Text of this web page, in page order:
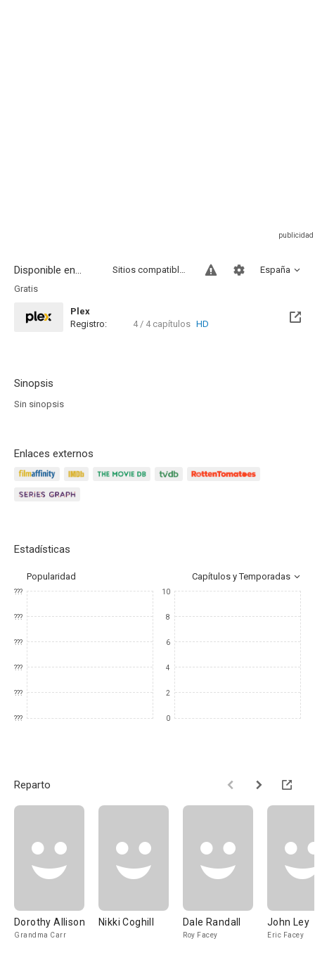
Disponible en... España
Sitios compatibles
Gratis
Plex
Registro:
4 / 4 capítulos HD
Sinopsis
Sin sinopsis
Enlaces externos
Estadísticas
Popularidad Capítulos y Temporadas
???
???
???
???
???
???
10
8
6
4
2
0
Reparto
Dorothy Allison
Grandma Carr
Nikki Coghill Dale Randall
Roy Facey
John Ley
Eric Facey